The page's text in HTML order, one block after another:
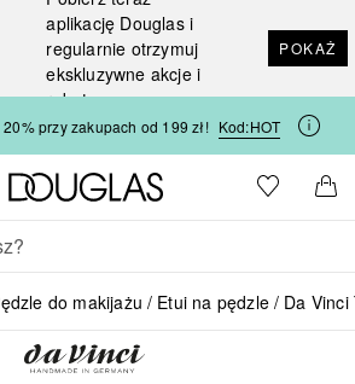
aplikację Douglas i
regularnie otrzymuj
ekskluzywne akcje i
rabaty
POKAŻ
przy zakupach od 199 zł! Kod:HOT
Strona główna Douglas
Do listyDo
do makijażu Etui na pędzle Da